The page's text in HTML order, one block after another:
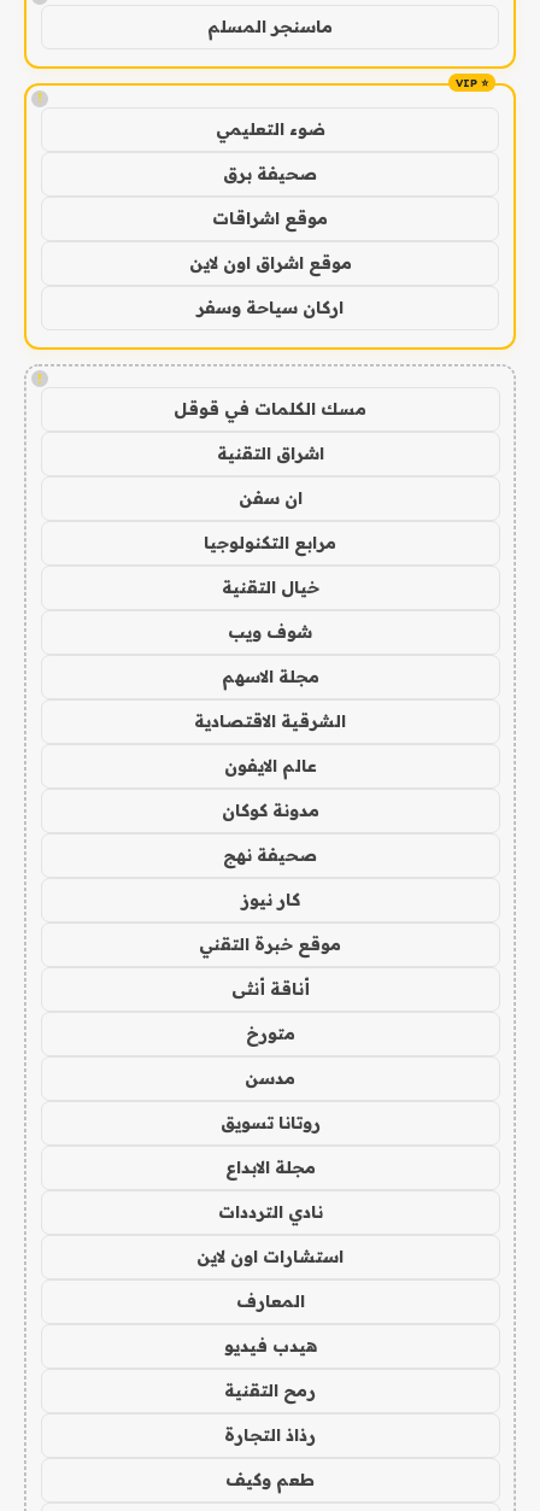
ماسنجر المسلم
!
ضوء التعليمي
صحيفة برق
موقع اشراقات
موقع اشراق اون لاين
اركان سياحة وسفر
!
مسك الكلمات في قوقل
اشراق التقنية
ان سفن
مرابع التكنولوجيا
خيال التقنية
شوف ويب
مجلة الاسهم
الشرقية الاقتصادية
عالم الايفون
مدونة كوكان
صحيفة نهج
كار نيوز
موقع خبرة التقني
أناقة أنثى
متورخ
مدسن
روتانا تسويق
مجلة الابداع
نادي الترددات
استشارات اون لاين
المعارف
هيدب فيديو
رمح التقنية
رذاذ التجارة
طعم وكيف